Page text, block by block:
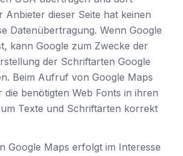
Anbieter dieser Seite hat keinen
Datenübertragung. Wenn Google
kann Google zum Zwecke der
der Schriftarten Google
Beim Aufruf von Google Maps
benötigten Web Fonts in ihren
Texte und Schriftarten korrekt
Google Maps erfolgt im Interesse